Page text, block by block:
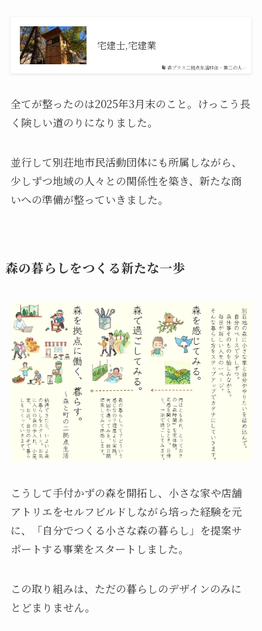
森プラス二拠点生活移住・第二の人…
宅建士,宅建業
全てが整ったのは2025年3月末のこと。けっこう長
く険しい道のりになりました。
並行して別荘地市民活動団体にも所属しながら、
少しずつ地域の人々との関係性を築き、新たな商
いへの準備が整っていきました。
森の暮らしをつくる新たな一歩
こうして手付かずの森を開拓し、小さな家や店舗
アトリエをセルフビルドしながら培った経験を元
に、「自分でつくる小さな森の暮らし」を提案サ
ポートする事業をスタートしました。
この取り組みは、ただの暮らしのデザインのみに
とどまりません。